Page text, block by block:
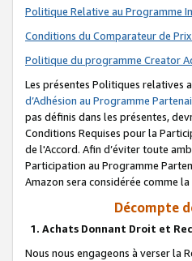
Politique Relative au Programme
Conditions du Comparateur de
Politique du programme Creator
Les présentes Politiques relatives
d’Adhésion au Programme
pas définis dans les présentes,
Conditions Requises pour la
de l'Accord. Afin d’éviter toute
Participation au Programme
Amazon sera considérée comme
Décompte
1. Achats Donnant Droit et
Nous nous engageons à verser la